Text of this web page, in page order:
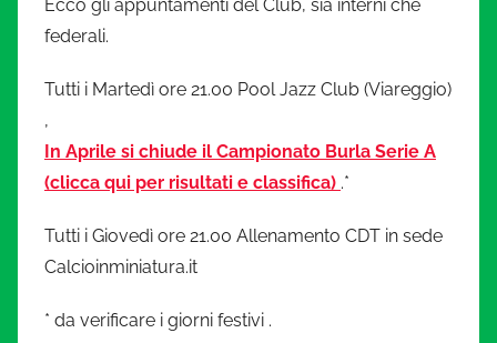
Ecco gli appuntamenti del Club, sia interni che
federali.
Tutti i Martedì ore 21.00 Pool Jazz Club (Viareggio)
,
In Aprile si chiude il Campionato Burla Serie A
(clicca qui per risultati e classifica) .*
Tutti i Giovedì ore 21.00 Allenamento CDT in sede
Calcioinminiatura.it
* da verificare i giorni festivi .